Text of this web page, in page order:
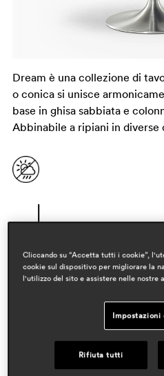
Dream è una collezione di
o conica si unisce
base in ghisa sabbiata e
Abbinabile a ripiani in
pedrali r&d
ambiti
hospitality
Cliccando su “Accetta tutti i cookie”,
cookie sul dispositivo per migliorare la
l'utilizzo del sito e assistere nelle nostre
Impostazioni
Rifiuta tutti